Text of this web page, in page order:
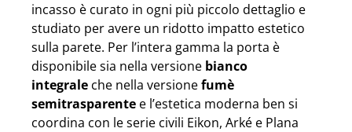
incasso è curato in ogni più piccolo dettaglio e
studiato per avere un ridotto impatto estetico
sulla parete. Per l’intera gamma la porta è
disponibile sia nella versione bianco
integrale che nella versionefumè
semitrasparente e l’estetica moderna ben si
coordina con le serie civili Eikon, Arké e Plana